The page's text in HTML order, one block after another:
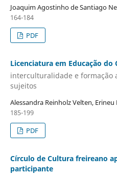
Joaquim Agostinho de Santiago
164-184
PDF
Licenciatura em Educação do
interculturalidade e formação
sujeitos
Alessandra Reinholz Velten, Erineu
185-199
PDF
Círculo de Cultura freireano
participante